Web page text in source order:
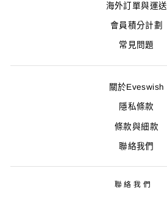
海外訂單與運送
會員積分計劃
常見問題
關於Eveswish
隱私條款
條款與細款
聯絡我們
聯絡我們